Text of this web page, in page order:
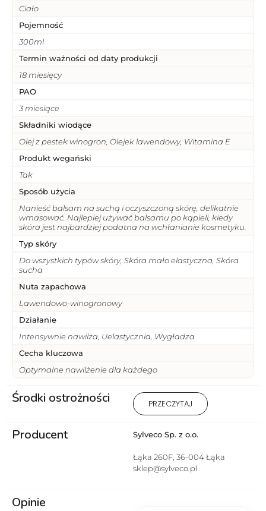
Ciało
Pojemność
300ml
Termin ważności od daty produkcji
18 miesięcy
PAO
3 miesiące
Składniki wiodące
Olej z pestek winogron, Olejek lawendowy, Witamina E
Produkt wegański
Tak
Sposób użycia
Nanieść balsam na suchą i oczyszczoną skórę, delikatnie
wmasować. Najlepiej używać balsamu po kąpieli, kiedy
skóra jest najbardziej podatna na wchłanianie kosmetyku.
Typ skóry
Do wszystkich typów skóry, Skóra mało elastyczna, Skóra
sucha
Nuta zapachowa
Lawendowo-winogronowy
Działanie
Intensywnie nawilża, Uelastycznia, Wygładza
Cecha kluczowa
Optymalne nawilżenie dla każdego
Środki ostrożności
1) Produkt wyłącznie do użytku
zewnętrznego. 2 ) Stosować
sposobem użycia. 3) Unikać
stosować na uszkodzoną lub
podrażnioną skórę. 5) W
PRZECZYTAJ
Producent Sylveco Sp. z o.o.
Łąka 260F, 36-004 Łąka
sklep@sylveco.pl
Opinie